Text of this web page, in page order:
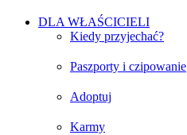
DLA WŁAŚCICIELI
Kiedy przyjechać?
Paszporty i czipowanie
Adoptuj
Karmy